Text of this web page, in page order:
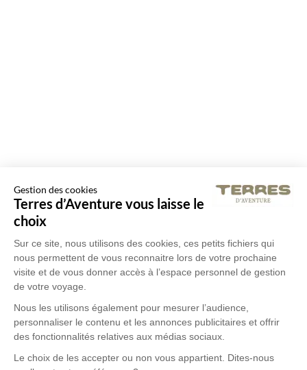
Gestion des cookies
Terres d’Aventure vous laisse le
choix
Sur ce site, nous utilisons des cookies, ces petits fichiers qui
nous permettent de vous reconnaitre lors de votre prochaine
visite et de vous donner accès à l’espace personnel de gestion
de votre voyage.
Nous les utilisons également pour mesurer l’audience,
personnaliser le contenu et les annonces publicitaires et offrir
des fonctionnalités relatives aux médias sociaux.
Le choix de les accepter ou non vous appartient. Dites-nous